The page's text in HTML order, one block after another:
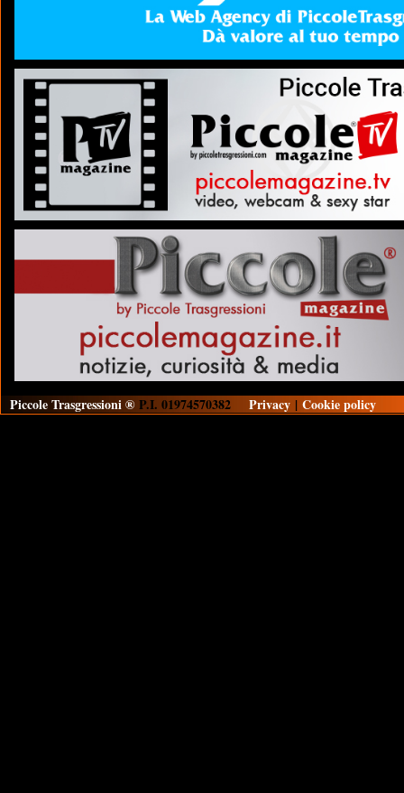
Piccole Trasgressioni ® P.I. 01974570382 Privacy | Cookie policy